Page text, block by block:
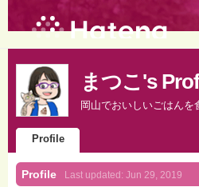
まつこ's
岡山でおいしいごはん
Profile
Profile Last updated: Jun 29, 2019